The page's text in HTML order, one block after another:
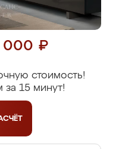
000 ₽
стоимость!
15 минут!